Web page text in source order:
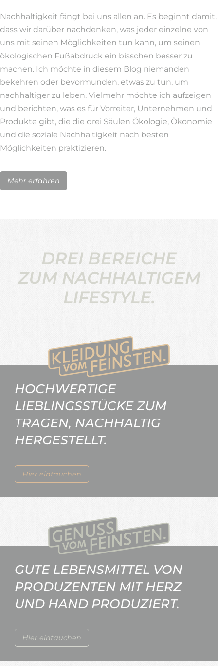
Nachhaltigkeit fängt bei uns allen an. Es beginnt damit,
dass wir darüber nachdenken, was jeder einzelne von
uns mit seinen Möglichkeiten tun kann, um seinen
ökologischen Fußabdruck ein bisschen besser zu
machen. Ich möchte in diesem Blog niemanden
bekehren oder bevormunden, etwas zu tun, um
nachhaltiger zu leben. Vielmehr möchte ich aufzeigen
und berichten, was es für Vorreiter, Unternehmen und
Produkte gibt, die die drei Säulen Ökologie, Ökonomie
und die soziale Nachhaltigkeit nach besten
Möglichkeiten praktizieren.
Mehr erfahren
DREI BEREICHE
ZUM NACHHALTIGEM
LIFESTYLE.
Hier eintauchen
HOCHWERTIGE
LIEBLINGSSTÜCKE ZUM
TRAGEN, NACHHALTIG
HERGESTELLT.
Hier eintauchen
GUTE LEBENSMITTEL VON
PRODUZENTEN MIT HERZ
UND HAND PRODUZIERT.